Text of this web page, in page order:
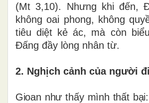
(Mt 3,10). Nhưng khi đến,
không oai phong, không
tiêu diệt kẻ ác, mà còn
Đấng đầy lòng nhân từ.
2. Nghịch cảnh của người
Gioan như thấy mình thất